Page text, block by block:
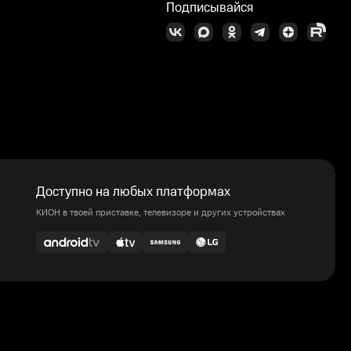
Подписывайся
Доступно на любых платформах
КИОН в твоей приставке, телевизоре и других устройствах